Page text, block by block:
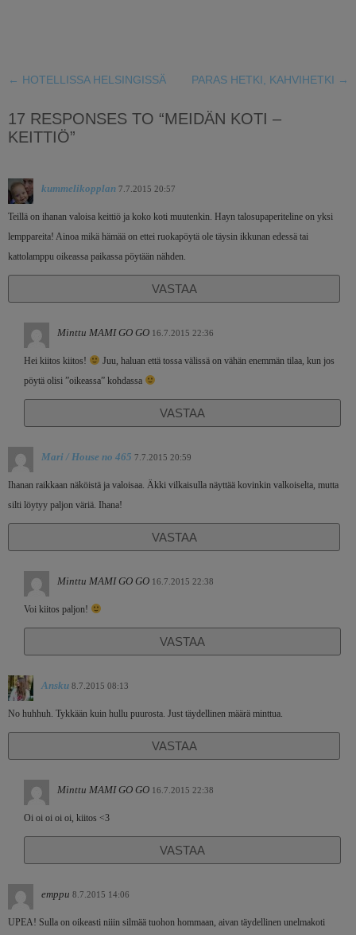
← HOTELLISSA HELSINGISSÄ PARAS HETKI, KAHVIHETKI →
17 RESPONSES TO “MEIDÄN KOTI –
KEITTIÖ”
kummelikopplan 7.7.2015 20:57
Teillä on ihanan valoisa keittiö ja koko koti muutenkin. Hayn talosupaperiteline on yksi
lemppareita! Ainoa mikä hämää on ettei ruokapöytä ole täysin ikkunan edessä tai
kattolamppu oikeassa paikassa pöytään nähden.
VASTAA
Minttu MAMI GO GO 16.7.2015 22:36
Hei kiitos kiitos!
Juu, haluan että tossa välissä on vähän enemmän tilaa, kun jos
pöytä olisi ”oikeassa” kohdassa
VASTAA
Mari / House no 465 7.7.2015 20:59
Ihanan raikkaan näköistä ja valoisaa. Äkki vilkaisulla näyttää kovinkin valkoiselta, mutta
silti löytyy paljon väriä. Ihana!
VASTAA
Minttu MAMI GO GO 16.7.2015 22:38
Voi kiitos paljon!
VASTAA
Ansku 8.7.2015 08:13
No huhhuh. Tykkään kuin hullu puurosta. Just täydellinen määrä minttua.
VASTAA
Minttu MAMI GO GO 16.7.2015 22:38
Oi oi oi oi oi, kiitos <3
VASTAA
emppu 8.7.2015 14:06
UPEA! Sulla on oikeasti niiin silmää tuohon hommaan, aivan täydellinen unelmakoti